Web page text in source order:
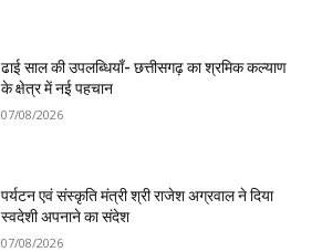
ढाई साल की उपलब्धियाँ- छत्तीसगढ़ का श्रमिक कल्याण
के क्षेत्र में नई पहचान
07/08/2026
पर्यटन एवं संस्कृति मंत्री श्री राजेश अग्रवाल ने दिया
स्वदेशी अपनाने का संदेश
07/08/2026